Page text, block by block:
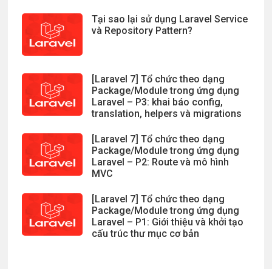
Tại sao lại sử dụng Laravel Service
và Repository Pattern?
[Laravel 7] Tổ chức theo dạng
Package/Module trong ứng dụng
Laravel – P3: khai báo config,
translation, helpers và migrations
[Laravel 7] Tổ chức theo dạng
Package/Module trong ứng dụng
Laravel – P2: Route và mô hình
MVC
[Laravel 7] Tổ chức theo dạng
Package/Module trong ứng dụng
Laravel – P1: Giới thiệu và khởi tạo
cấu trúc thư mục cơ bản